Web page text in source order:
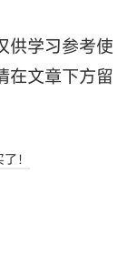
供学习参考使
在文章下方留
！